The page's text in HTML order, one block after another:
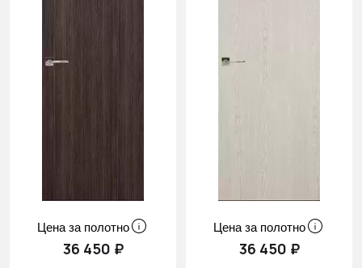
Цена за полотно
36 450 ₽
Цена за полотно
36 450 ₽